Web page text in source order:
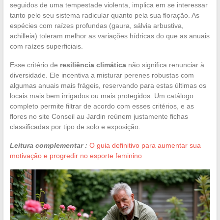
seguidos de uma tempestade violenta, implica em se interessar
tanto pelo seu sistema radicular quanto pela sua floração. As
espécies com raízes profundas (gaura, sálvia arbustiva,
achilleia) toleram melhor as variações hídricas do que as anuais
com raízes superficiais.
Esse critério de resiliência climáticanão significa renunciar à
diversidade. Ele incentiva a misturar perenes robustas com
algumas anuais mais frágeis, reservando para estas últimas os
locais mais bem irrigados ou mais protegidos. Um catálogo
completo permite filtrar de acordo com esses critérios, e as
flores no site Conseil au Jardin reúnem justamente fichas
classificadas por tipo de solo e exposição.
Leitura complementar : O guia definitivo para aumentar sua
motivação e progredir no esporte feminino